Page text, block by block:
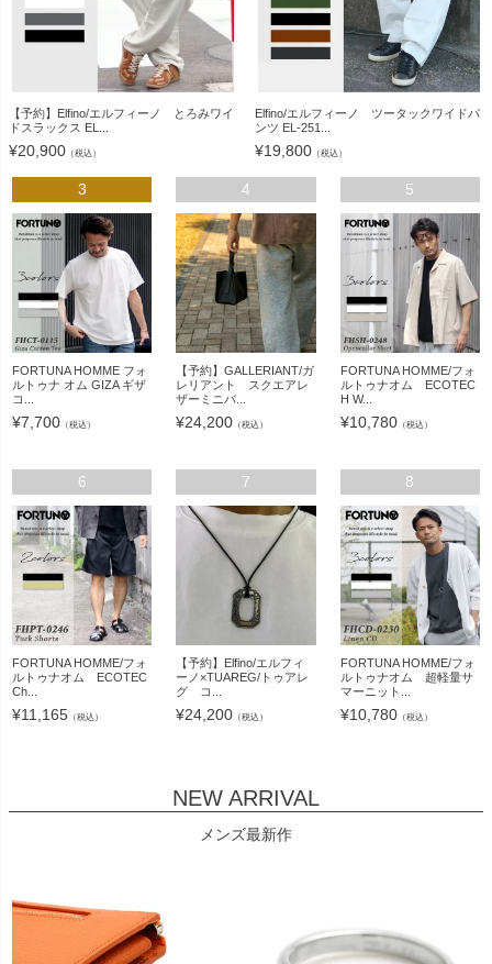
【予約】Elfino/エルフィーノ とろみワイ
ドスラックス EL...
¥20,900 （税込）
Elfino/エルフィーノ ツータックワイドパ
ンツ EL-251...
¥19,800 （税込）
3
FORTUNA HOMME フォ
ルトゥナ オム GIZA ギザ
コ...
¥7,700 （税込）
4
【予約】GALLERIANT/ガ
レリアント スクエアレ
ザーミニバ...
¥24,200 （税込）
5
FORTUNA HOMME/フォ
ルトゥナオム ECOTEC
H W...
¥10,780（税込）
6
FORTUNA HOMME/フォ
ルトゥナオム ECOTEC
Ch...
¥11,165 （税込）
7
【予約】Elfino/エルフィ
ーノ×TUAREG/トゥアレ
グ コ...
¥24,200 （税込）
8
FORTUNA HOMME/フォ
ルトゥナオム 超軽量サ
マーニット...
¥10,780（税込）
NEW ARRIVAL
メンズ最新作